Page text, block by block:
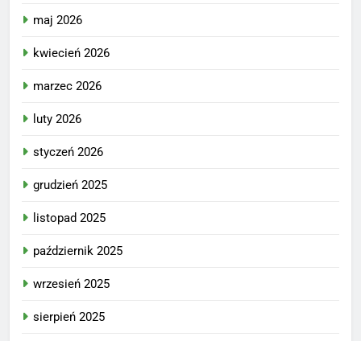
maj 2026
kwiecień 2026
marzec 2026
luty 2026
styczeń 2026
grudzień 2025
listopad 2025
październik 2025
wrzesień 2025
sierpień 2025